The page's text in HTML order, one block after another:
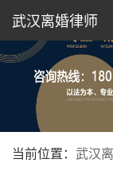
武汉离婚律师
当前位置： 武汉